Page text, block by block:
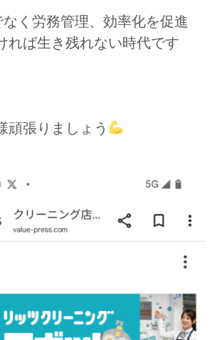
く労務管理、効率化を促進
れば生き残れない時代です
頑張りましょう